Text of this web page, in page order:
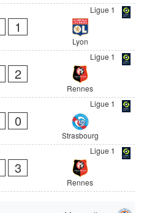
Ligue 1
1
Lyon
Ligue 1
2
Rennes
Ligue 1
0
Strasbourg
Ligue 1
3
Rennes